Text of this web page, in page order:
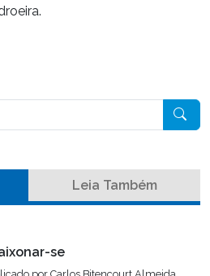
Leia Também
se